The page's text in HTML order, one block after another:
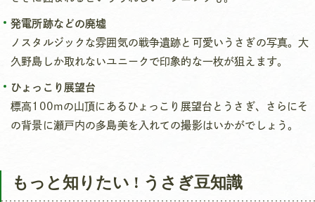
発電所跡などの廃墟
ノスタルジックな雰囲気の戦争遺跡と可愛いうさぎの写真。大
久野島しか取れないユニークで印象的な一枚が狙えます。
ひょっこり展望台
標高100mの山頂にあるひょっこり展望台とうさぎ、さらにそ
の背景に瀬戸内の多島美を入れての撮影はいかがでしょう。
もっと知りたい ! うさぎ豆知識